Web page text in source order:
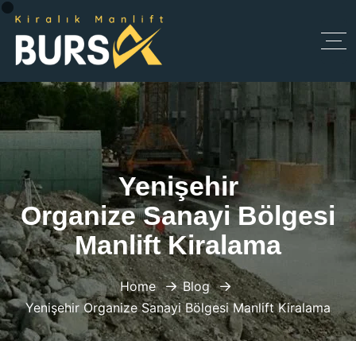
Yenişehir
Organize Sanayi Bölgesi
Manlift Kiralama
Home
Blog
Yenişehir Organize Sanayi Bölgesi Manlift Kiralama